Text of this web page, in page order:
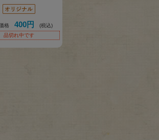
格 400円
(税込)
品切れ中です